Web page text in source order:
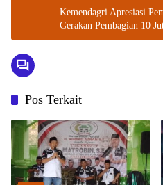
Kemendagri Apresiasi
Gerakan Pembagian 10
Pos Terkait